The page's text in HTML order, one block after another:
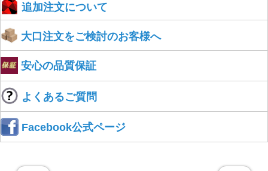
追加注文について
大口注文をご検討のお客様へ
安心の品質保証
よくあるご質問
Facebook公式ページ